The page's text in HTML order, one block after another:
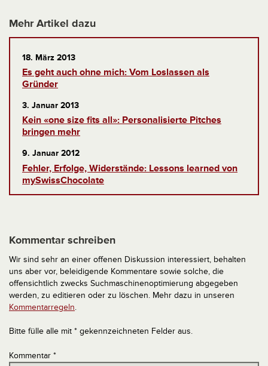
Mehr Artikel dazu
18. März 2013
Es geht auch ohne mich: Vom Loslassen als
Gründer
3. Januar 2013
Kein «one size fits all»: Personalisierte Pitches
bringen mehr
9. Januar 2012
Fehler, Erfolge, Widerstände: Lessons learned von
mySwissChocolate
Kommentar schreiben
Wir sind sehr an einer offenen Diskussion interessiert, behalten
uns aber vor, beleidigende Kommentare sowie solche, die
offensichtlich zwecks Suchmaschinenoptimierung abgegeben
werden, zu editieren oder zu löschen. Mehr dazu in unseren
Kommentarregeln.
Bitte fülle alle mit * gekennzeichneten Felder aus.
Kommentar *